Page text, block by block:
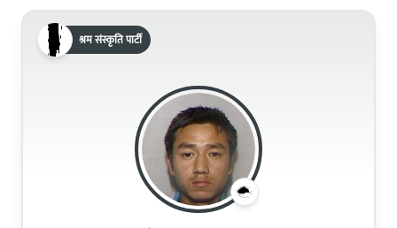
श्रम संस्कृति पार्टी